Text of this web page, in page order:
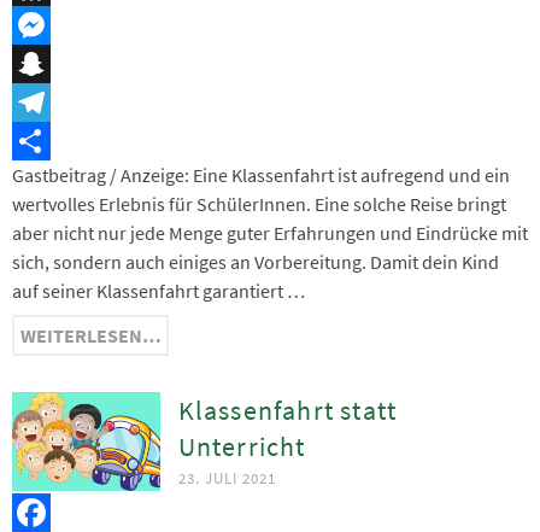
Threema
Messenger
Snapchat
Telegram
Teilen
Gastbeitrag / Anzeige: Eine Klassenfahrt ist aufregend und ein
wertvolles Erlebnis für SchülerInnen. Eine solche Reise bringt
aber nicht nur jede Menge guter Erfahrungen und Eindrücke mit
sich, sondern auch einiges an Vorbereitung. Damit dein Kind
auf seiner Klassenfahrt garantiert …
WEITERLESEN…
Klassenfahrt statt
Unterricht
23. JULI 2021